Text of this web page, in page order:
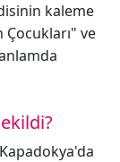
kaleme
Çocukları" ve
Kapadokya'da